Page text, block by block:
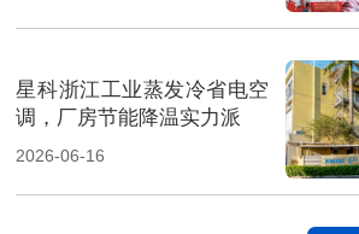
星科浙江工业蒸发冷省电空
调，厂房节能降温实力派
2026-06-16